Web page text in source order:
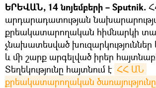
ԵՐԵՎԱՆ, 14 նոյեմբերի – Sputnik.
արդարադատության
քրեակատարողական հիմնարկի
չնախատեսված խուզարկություններ
և մի շարք արգելված իրեր
Տեղեկությունը հայտնում է ՀՀ ԱՆ
քրեակատարողական ծառայությունը